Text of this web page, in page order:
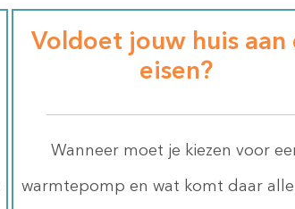
Voldoet jouw huis aan
eisen?
Wanneer moet je kiezen voor
warmtepomp en wat komt daar